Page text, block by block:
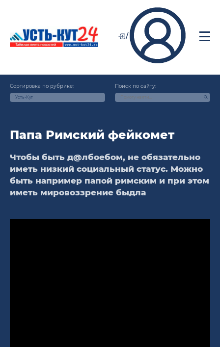
/
Сортировка по рубрике:
Усть-Кут
Поиск по сайту:
Папа Римский фейкомет
Чтобы быть д@лбоебом, не обязательно
иметь низкий социальный статус. Можно
быть например папой римским и при этом
иметь мировоззрение быдла